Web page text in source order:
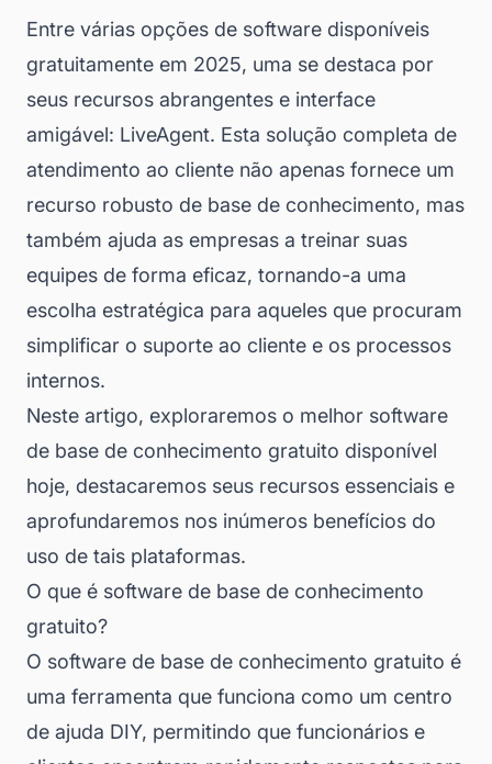
Entre várias opções de software disponíveis
gratuitamente em 2025, uma se destaca por
seus recursos abrangentes e interface
amigável: LiveAgent. Esta solução completa de
atendimento ao cliente não apenas fornece um
recurso robusto de base de conhecimento, mas
também ajuda as empresas a treinar suas
equipes de forma eficaz, tornando-a uma
escolha estratégica para aqueles que procuram
simplificar o suporte ao cliente e os processos
internos.
Neste artigo, exploraremos o melhor software
de base de conhecimento gratuito disponível
hoje, destacaremos seus recursos essenciais e
aprofundaremos nos inúmeros benefícios do
uso de tais plataformas.
O que é software de base de conhecimento
gratuito?
O software de base de conhecimento gratuito é
uma ferramenta que funciona como um centro
de ajuda DIY, permitindo que funcionários e